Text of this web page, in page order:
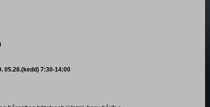
05.28.(kedd) 7:30-14:00